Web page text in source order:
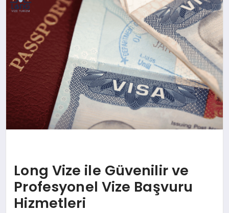
Long Vize ile Güvenilir ve
Profesyonel Vize Başvuru
Hizmetleri